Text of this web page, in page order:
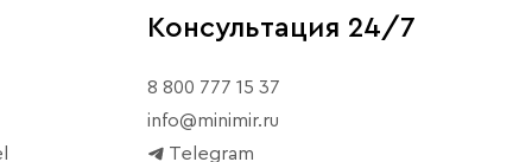
Консультация 24/7
8 800 777 15 37
info@minimir.ru
Telegram